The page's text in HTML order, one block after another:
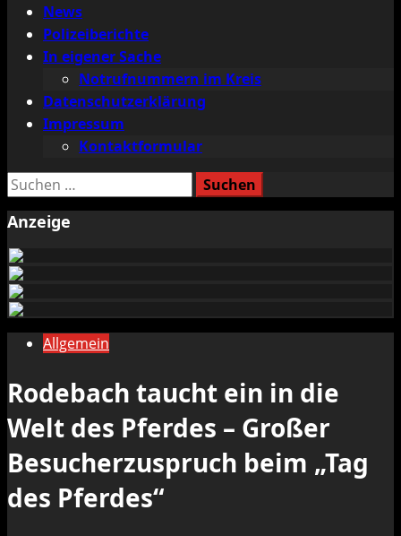
News
Polizeiberichte
In eigener Sache
Notrufnummern im Kreis
Datenschutzerklärung
Impressum
Kontaktformular
Suchen
Anzeige
Allgemein
Rodebach taucht ein in die
Welt des Pferdes – Großer
Besucherzuspruch beim „Tag
des Pferdes“